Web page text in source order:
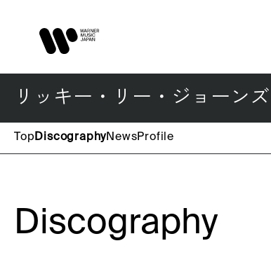
リッキー・リー・ジョーン
Top DiscographyNewsProfile
Discography